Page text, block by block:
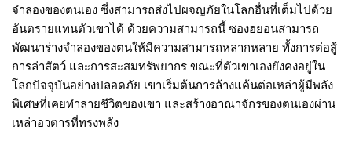
จำลองของตนเอง ซึ่งสามารถส่งไปผจญภัยในโลกอื่นที่เต็มไปด้วย
อันตรายแทนตัวเขาได้ ด้วยความสามารถนี้ ซองฮยอนสามารถ
พัฒนาร่างจำลองของตนให้มีความสามารถหลากหลาย ทั้งการต่อสู้
การล่าสัตว์ และการสะสมทรัพยากร ขณะที่ตัวเขาเองยังคงอยู่ใน
โลกปัจจุบันอย่างปลอดภัย เขาเริ่มต้นการล้างแค้นต่อเหล่าผู้มีพลัง
พิเศษที่เคยทำลายชีวิตของเขา และสร้างอาณาจักรของตนเองผ่าน
เหล่าอวตารที่ทรงพลัง